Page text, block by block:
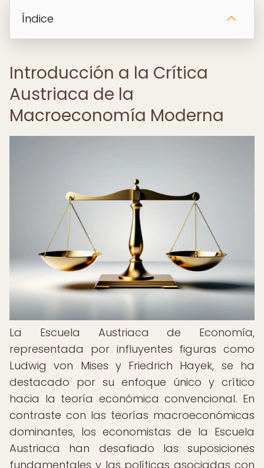
Índice
Introducción a la Crítica
Austriaca de la
Macroeconomía Moderna
La Escuela Austriaca de Economía,
representada por influyentes figuras como
Ludwig von Mises y Friedrich Hayek, se ha
destacado por su enfoque único y crítico
hacia la teoría económica convencional. En
contraste con las teorías macroeconómicas
dominantes, los economistas de la Escuela
Austriaca han desafiado las suposiciones
fundamentales y las políticas asociadas con